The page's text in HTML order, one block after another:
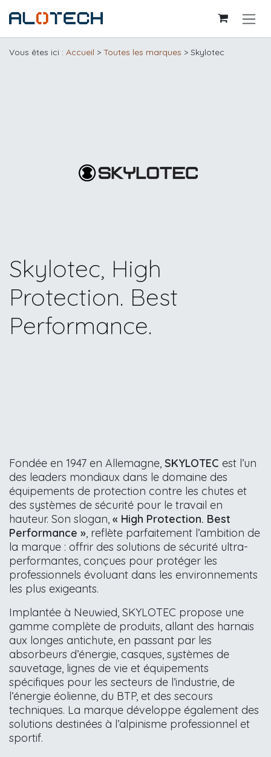
Vous êtes ici : Accueil > Toutes les marques > Skylotec
Skylotec, High
Protection. Best
Performance.
Fondée en 1947 en Allemagne, SKYLOTEC est l’un
des leaders mondiaux dans le domaine des
équipements de protection contre les chutes et
des systèmes de sécurité pour le travail en
hauteur. Son slogan, « High Protection. Best
Performance », reflète parfaitement l’ambition de
la marque : offrir des solutions de sécurité ultra-
performantes, conçues pour protéger les
professionnels évoluant dans les environnements
les plus exigeants.
Implantée à Neuwied, SKYLOTEC propose une
gamme complète de produits, allant des harnais
aux longes antichute, en passant par les
absorbeurs d’énergie, casques, systèmes de
sauvetage, lignes de vie et équipements
spécifiques pour les secteurs de l’industrie, de
l’énergie éolienne, du BTP, et des secours
techniques. La marque développe également des
solutions destinées à l’alpinisme professionnel et
sportif.